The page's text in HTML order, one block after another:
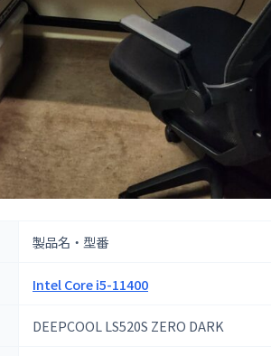
製品名・型番
Intel Core i5-11400
DEEPCOOL LS520S ZERO DARK